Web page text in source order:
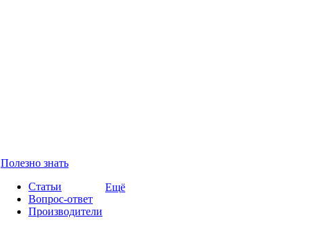
Полезно знать
Статьи
Вопрос-ответ
Производители
Ещё